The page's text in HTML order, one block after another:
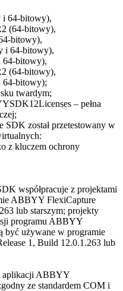
i 64-bitowy),
(64-bitowy),
bitowy),
i 64-bitowy),
64-bitowy),
(64-bitowy),
64-bitowy);
twardym;
– pełna
został przetestowany w
z kluczem ochrony
współpracuje z projektami
ABBYY FlexiCapture
lub starszym; projekty
programu ABBYY
być używane w programie
1, Build 12.0.1.263 lub
aplikacji ABBYY
ze standardem COM i